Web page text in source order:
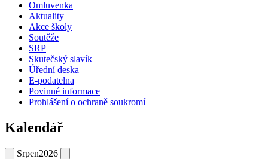
Omluvenka
Aktuality
Akce školy
Soutěže
SRP
Skutečský slavík
Úřední deska
E-podatelna
Povinné informace
Prohlášení o ochraně soukromí
Kalendář
Srpen2026